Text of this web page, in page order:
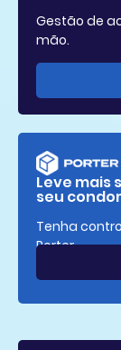
Gestão de
mão.
Leve mais
seu
Tenha
Porter.